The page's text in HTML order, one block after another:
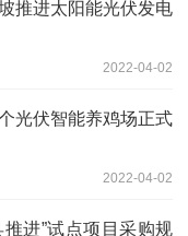
推进太阳能光伏发电
2022-04-02
光伏智能养鸡场正式
2022-04-02
进”试点项目采购规